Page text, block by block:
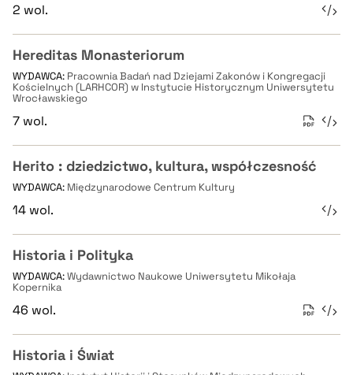
2 wol.
Hereditas Monasteriorum
WYDAWCA: Pracownia Badań nad Dziejami Zakonów i Kongregacji
Kościelnych (LARHCOR) w Instytucie Historycznym Uniwersytetu
Wrocławskiego
7 wol.
Herito : dziedzictwo, kultura, współczesność
WYDAWCA: Międzynarodowe Centrum Kultury
14 wol.
Historia i Polityka
WYDAWCA:Wydawnictwo Naukowe Uniwersytetu Mikołaja
Kopernika
46 wol.
Historia i Świat